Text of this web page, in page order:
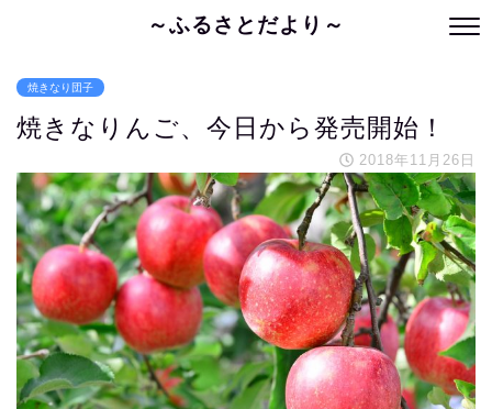
～ふるさとだより～
焼きなり団子
焼きなりんご、今日から発売開始！
2018年11月26日